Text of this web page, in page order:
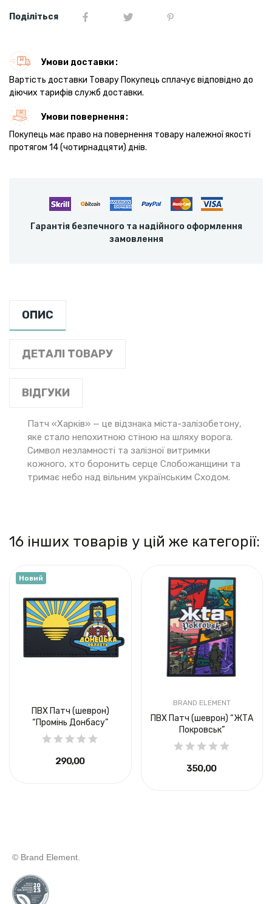
Поділіться
Умови доставки
Вартість доставки Товару Покупець сплачує відповідно до
діючих тарифів служб доставки.
Умови повернення
Покупець має право на повернення товару належної якості
протягом 14 (чотирнадцяти) днів.
Гарантія безпечного та надійного оформлення
замовлення
ОПИС
ДЕТАЛІ ТОВАРУ
ВІДГУКИ
Патч «Харків» — це відзнака міста-залізобетону,
яке стало непохитною стіною на шляху ворога.
Символ незламності та залізної витримки
кожного, хто боронить серце Слобожанщини та
тримає небо над вільним українським Сходом.
16 інших товарів у цій же категорії:
Новий
ПВХ Патч (шеврон)
“Промінь Донбасу”
290,00 ₴
BRAND ELEMENT
ПВХ Патч (шеврон) “ЖТА
Покровськ”
350,00 ₴
© Brand Element.